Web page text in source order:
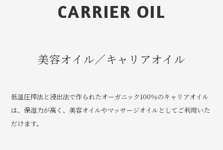
CARRIER OIL
美容オイル／キャリアオイル
低温圧搾法と浸出法で作られたオーガニック100％のキャリアオイル
は、保湿力が高く、美容オイルやマッサージオイルとしてご利用いた
だけます。